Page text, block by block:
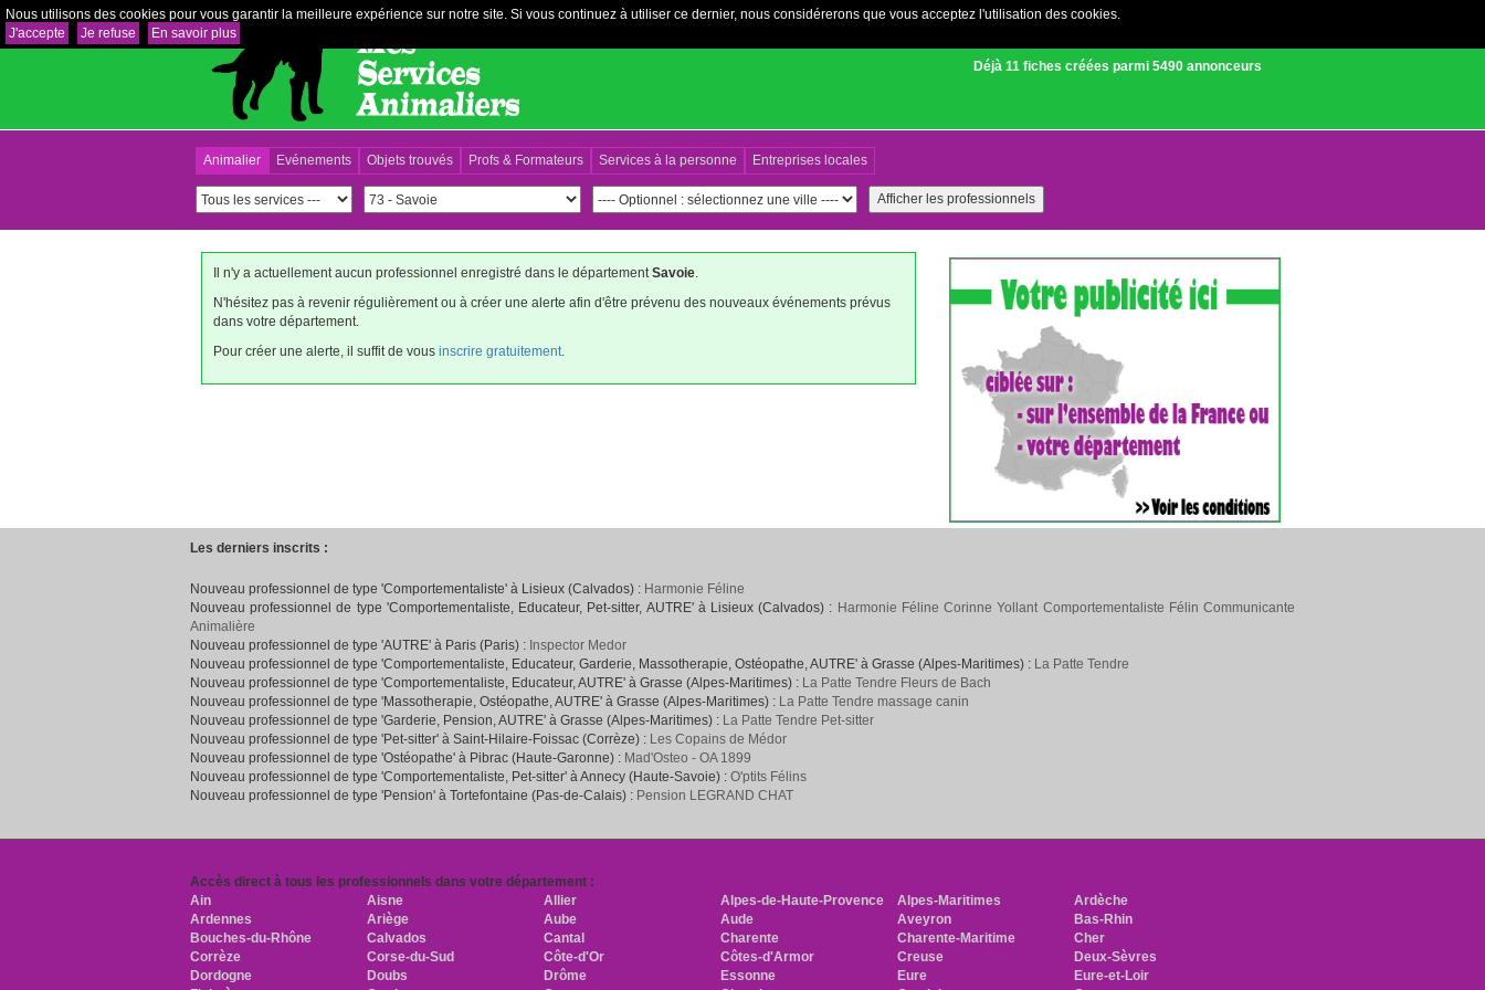
Nous utilisons des cookies pour vous garantir la meilleure expérience sur notre site. Si vous continuez à utiliser ce dernier, nous considérerons que vous acceptez l'utilisation des cookies.
J'accepte
Je refuse En savoir plus
Créer un compte
Déjà 11 fiches créées parmi 5490 annonceurs
Animalier Evénements Objets trouvés Profs & Formateurs Services à la personne Entreprises locales
Il n'y a actuellement aucun professionnel enregistré dans le départementSavoie.
N'hésitez pas à revenir régulièrement ou à créer une alerte afin d'être prévenu des nouveaux événements prévus
dans votre département.
Pour créer une alerte, il suffit de vous inscrire gratuitement.
Les derniers inscrits :
Nouveau professionnel de type 'Comportementaliste' à Lisieux (Calvados) : Harmonie Féline
Nouveau professionnel de type 'Comportementaliste, Educateur, Pet-sitter, AUTRE' à Lisieux (Calvados) : Harmonie Féline Corinne Yollant Comportementaliste Félin Communicante
Animalière
Nouveau professionnel de type 'AUTRE' à Paris (Paris) : Inspector Medor
Nouveau professionnel de type 'Comportementaliste, Educateur, Garderie, Massotherapie, Ostéopathe, AUTRE' à Grasse (Alpes-Maritimes) : La Patte Tendre
Nouveau professionnel de type 'Comportementaliste, Educateur, AUTRE' à Grasse (Alpes-Maritimes) : La Patte Tendre Fleurs de Bach
Nouveau professionnel de type 'Massotherapie, Ostéopathe, AUTRE' à Grasse (Alpes-Maritimes) : La Patte Tendre massage canin
Nouveau professionnel de type 'Garderie, Pension, AUTRE' à Grasse (Alpes-Maritimes) : La Patte Tendre Pet-sitter
Nouveau professionnel de type 'Pet-sitter' à Saint-Hilaire-Foissac (Corrèze) : Les Copains de Médor
Nouveau professionnel de type 'Ostéopathe' à Pibrac (Haute-Garonne) : Mad'Osteo - OA 1899
Nouveau professionnel de type 'Comportementaliste, Pet-sitter' à Annecy (Haute-Savoie) : O'ptits Félins
Nouveau professionnel de type 'Pension' à Tortefontaine (Pas-de-Calais) : Pension LEGRAND CHAT
Accès direct à tous les professionnels dans votre département :
Ain
Aisne Allier Alpes-de-Haute-Provence Alpes-Maritimes
Ardèche
Ardennes
Ariège Aube Aude Aveyron
Bas-Rhin
Bouches-du-Rhône
Calvados Cantal Charente Charente-Maritime
Cher
Corrèze
Corse-du-Sud Côte-d'Or Côtes-d'Armor Creuse
Deux-Sèvres
Dordogne
Doubs Drôme Essonne Eure
Eure-et-Loir